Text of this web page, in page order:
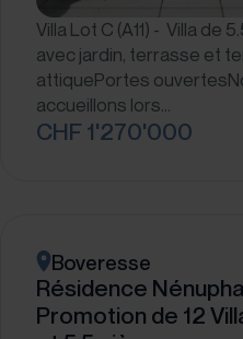
Villa Lot C (A11) - Villa de
avec jardin, terrasse et
attiquePortes
accueillons lors…
CHF 1'270'000
Boveresse
Résidence
Promotion de 12